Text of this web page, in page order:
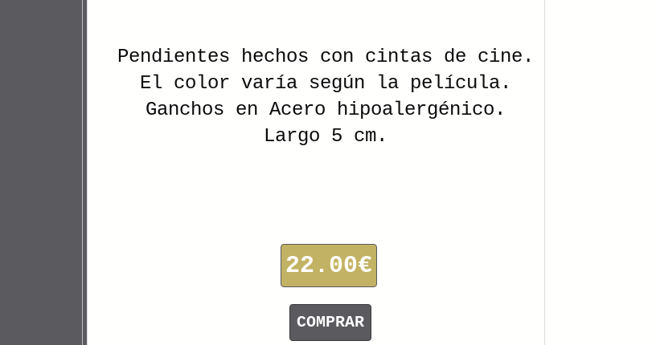
22.00€
Pendientes hechos con cintas de cine.
El color varía según la película.
Ganchos en Acero hipoalergénico.
Largo 5 cm.
COMPRAR